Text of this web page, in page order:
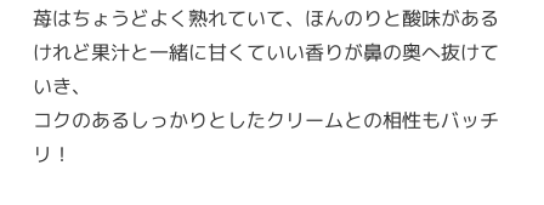
苺はちょうどよく熟れていて、ほんのりと酸味がある
けれど果汁と一緒に甘くていい香りが鼻の奥へ抜けて
いき、
コクのあるしっかりとしたクリームとの相性もバッチ
リ！